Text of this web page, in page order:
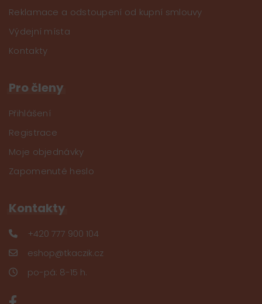
Reklamace a odstoupení od kupní smlouvy
Výdejní místa
Kontakty
Pro členy
Přihlášení
Registrace
Moje objednávky
Zapomenuté heslo
Kontakty
+420 777 900 104
eshop@tkaczik.cz
po-pá: 8-15 h.